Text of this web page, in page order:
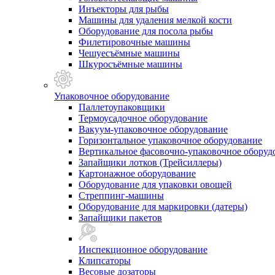
Инъекторы для рыбы
Машины для удаления мелкой кости
Оборудование для посола рыбы
Филетировочные машины
Чешуесъёмные машины
Шкуросъёмные машины
Упаковочное оборудование
Паллетоупаковщики
Термоусадочное оборудование
Вакуум-упаковочное оборудование
Горизонтальное упаковочное оборудование
Вертикальное фасовочно-упаковочное
Запайщики лотков (Трейсиллеры)
Картонажное оборудование
Оборудование для упаковки овощей
Стреппинг-машины
Оборудование для маркировки (датеры)
Запайщики пакетов
Инспекционное оборудование
Клипсаторы
Весовые дозаторы